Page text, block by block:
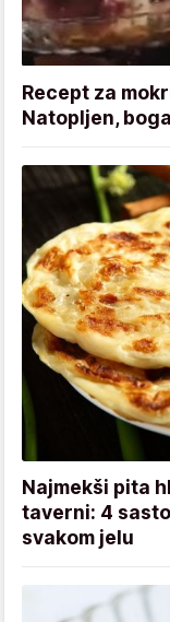
Recept za
Natopljen,
Najmekši pita
taverni: 4
svakom jelu